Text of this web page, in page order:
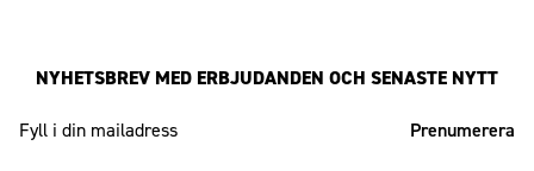
NYHETSBREV MED ERBJUDANDEN OCH SENASTE NYTT